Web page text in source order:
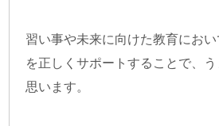
習い事や未来に向けた教育にお
を正しくサポートすることで、
思います。